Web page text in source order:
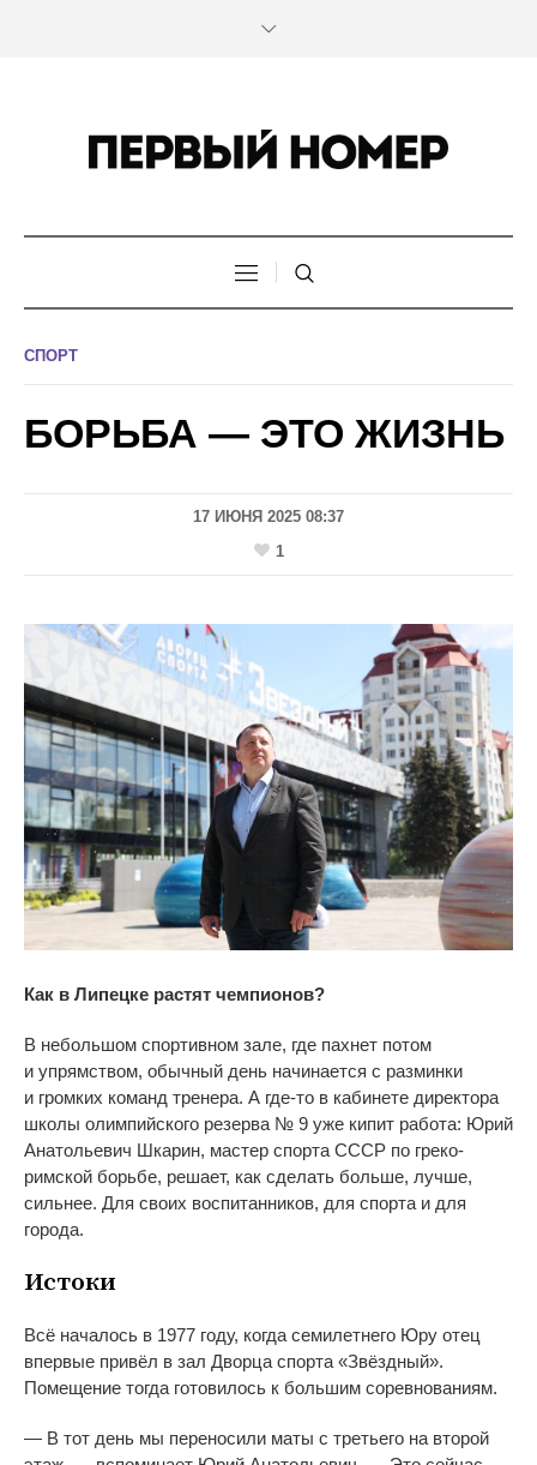
СПОРТ
БОРЬБА — ЭТО ЖИЗНЬ
17 ИЮНЯ 2025 08:37
1
Как в Липецке растят чемпионов?
В небольшом спортивном зале, где пахнет потом
и упрямством, обычный день начинается с разминки
и громких команд тренера. А где-то в кабинете директора
школы олимпийского резерва № 9 уже кипит работа: Юрий
Анатольевич Шкарин, мастер спорта СССР по греко-
римской борьбе, решает, как сделать больше, лучше,
сильнее. Для своих воспитанников, для спорта и для
города.
Истоки
Всё началось в 1977 году, когда семилетнего Юру отец
впервые привёл в зал Дворца спорта «Звёздный».
Помещение тогда готовилось к большим соревнованиям.
— В тот день мы переносили маты с третьего на второй